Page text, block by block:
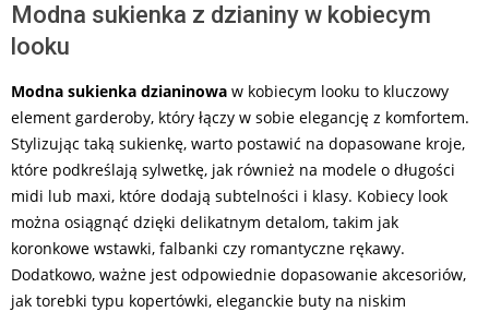
Modna sukienka z dzianiny w kobiecym
looku
Modna sukienka dzianinowa w kobiecym looku to kluczowy
element garderoby, który łączy w sobie elegancję z komfortem.
Stylizując taką sukienkę, warto postawić na dopasowane kroje,
które podkreślają sylwetkę, jak również na modele o długości
midi lub maxi, które dodają subtelności i klasy. Kobiecy look
można osiągnąć dzięki delikatnym detalom, takim jak
koronkowe wstawki, falbanki czy romantyczne rękawy.
Dodatkowo, ważne jest odpowiednie dopasowanie akcesoriów,
jak torebki typu kopertówki, eleganckie buty na niskim